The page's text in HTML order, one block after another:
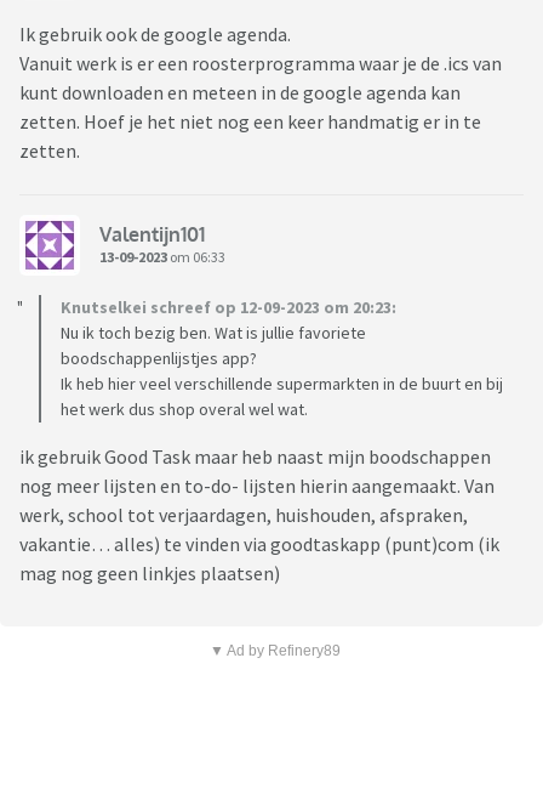
Ik gebruik ook de google agenda.
Vanuit werk is er een roosterprogramma waar je de .ics van
kunt downloaden en meteen in de google agenda kan
zetten. Hoef je het niet nog een keer handmatig er in te
zetten.
Valentijn101
13-09-2023 om 06:33
Knutselkei schreef op 12-09-2023 om 20:23:
Nu ik toch bezig ben. Wat is jullie favoriete
boodschappenlijstjes app?
Ik heb hier veel verschillende supermarkten in de buurt en bij
het werk dus shop overal wel wat.
ik gebruik Good Task maar heb naast mijn boodschappen
nog meer lijsten en to-do- lijsten hierin aangemaakt. Van
werk, school tot verjaardagen, huishouden, afspraken,
vakantie… alles) te vinden via goodtaskapp (punt)com (ik
mag nog geen linkjes plaatsen)
▼ Ad by Refinery89